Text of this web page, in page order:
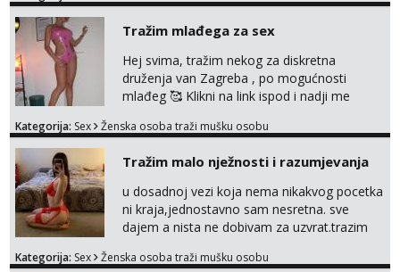
Tražim mlađega za sex
Hej svima, tražim nekog za diskretna
druženja van Zagreba , po mogućnosti
mlađeg 🥰 Klikni na link ispod i nadji me
Kategorija: Sex Ženska osoba traži mušku osobu
Tražim malo nježnosti i razumjevanja
u dosadnoj vezi koja nema nikakvog pocetka
ni kraja,jednostavno sam nesretna. sve
dajem a nista ne dobivam za uzvrat.trazim
trazim puno samo malo njeznosti i
Kategorija: Sex Ženska osoba traži mušku osobu